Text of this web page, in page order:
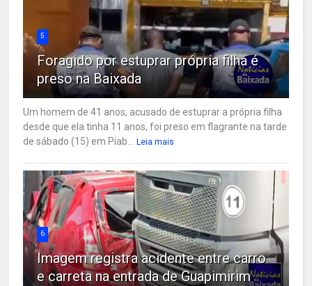
5
Foragido por estuprar própria filha é
preso na Baixada
Um homem de 41 anos, acusado de estuprar a própria filha
desde que ela tinha 11 anos, foi preso em flagrante na tarde
de sábado (15) em Piab... Leia mais
6
Imagem registra acidente entre carro
e carreta na entrada de Guapimirim